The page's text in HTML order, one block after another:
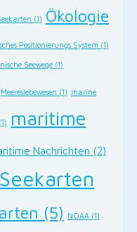
(1) Ökologie
Positionierungs System (1)
Seewege (1)
Meereslebewesen (1) marine
(1)
maritime
Nachrichten (2)
Seekarten
(5) NOAA(1)